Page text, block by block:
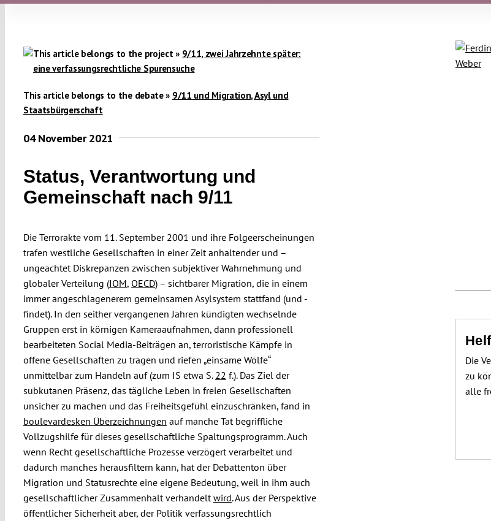
This article belongs to the project » 9/11, zwei Jahrzehnte später:
eine verfassungsrechtliche Spurensuche
This article belongs to the debate » 9/11 und Migration, Asyl und
Staatsbürgerschaft
04 November 2021
Status, Verantwortung und
Gemeinschaft nach 9/11
Die Terrorakte vom 11. September 2001 und ihre Folgeerscheinungen
trafen westliche Gesellschaften in einer Zeit anhaltender und –
ungeachtet Diskrepanzen zwischen subjektiver Wahrnehmung und
globaler Verteilung (IOM, OECD) – sichtbarer Migration, die in einem
immer angeschlagenerem gemeinsamen Asylsystem stattfand (und -
findet). In den seither vergangenen Jahren kündigten wechselnde
Gruppen erst in körnigen Kameraaufnahmen, dann professionell
bearbeiteten Social Media-Beiträgen an, terroristische Kämpfe in
offene Gesellschaften zu tragen und riefen „einsame Wölfe“
unmittelbar zum Handeln auf (zum IS etwa S. 22 f.). Das Ziel der
subkutanen Präsenz, das tägliche Leben in freien Gesellschaften
unsicher zu machen und das Freiheitsgefühl einzuschränken, fand in
boulevardesken Überzeichnungen auf manche Tat begriffliche
Vollzugshilfe für dieses gesellschaftliche Spaltungsprogramm. Auch
wenn Recht gesellschaftliche Prozesse verzögert verarbeitet und
dadurch manches herausfiltern kann, hat der Debattenton über
Migration und Statusrechte eine eigene Bedeutung, weil in ihm auch
gesellschaftlicher Zusammenhalt verhandelt wird. Aus der Perspektive
öffentlicher Sicherheit aber, der Politik verfassungsrechtlich
Die
zu
alle